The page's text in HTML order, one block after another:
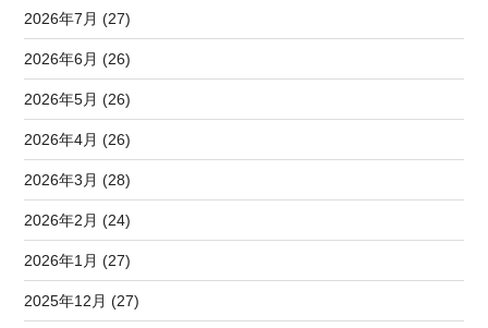
2026年7月 (27)
2026年6月 (26)
2026年5月 (26)
2026年4月 (26)
2026年3月 (28)
2026年2月 (24)
2026年1月 (27)
2025年12月 (27)